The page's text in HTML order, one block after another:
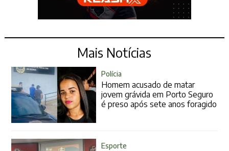
Mais Notícias
Polícia
Homem acusado de matar
jovem grávida em Porto Seguro
é preso após sete anos foragido
Esporte